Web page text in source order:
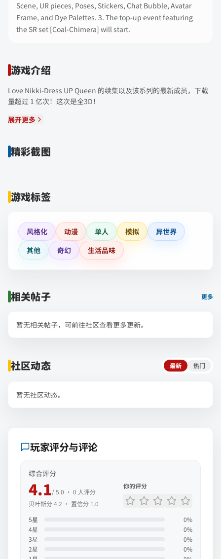
Scene, UR pieces, Poses, Stickers, Chat Bubble, Avatar
Frame, and Dye Palettes. 3. The top-up event featuring
the SR set [Coal-Chimera] will start.
游戏介绍
Love Nikki-Dress UP Queen 的续集以及该系列的最新成员，下载
量超过 1 亿次！这次是全3D！
展开更多
精彩截图
游戏标签
风格化 动漫 单人 模拟
异世界
其他
奇幻 生活品味
相关帖子 更多
暂无相关帖子，可前往社区查看更多更新。
社区动态 最新 热门
暂无社区动态。
玩家评分与评论
综合评分
4.1/ 5.0 · 0 人评分
贝叶斯分4.2 · 置信分 1.0
你的评分
5星 0%
4星 0%
3星 0%
2星 0%